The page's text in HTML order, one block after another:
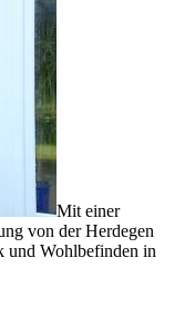
Mit einer
von der Herdegen
und Wohlbefinden in